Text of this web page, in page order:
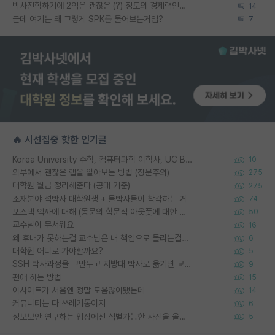
박사진학하기에 2억은 괜찮은 (?) 정도의 경제력인가요 14
근데 여기는 왜 그렇게 SPK를 물어보는거임? 7
🔥 시선집중 핫한 인기글
Korea University 수학, 컴퓨터과학 이학사, UC Berkeley 산업공학 대학원 공학박사가 되는 것은 쉽지 않겠죠? 10
외부에서 괜찮은 랩을 알아보는 방법 (장문주의) 275
대학원 월급 정리해준다 (공대 기준) 275
소재분야 석박사 대학원생 + 물박사들이 착각하는 거 74
포스텍 억까에 대해 (동문의 학문적 아웃풋에 대한 반박) 50
교수님이 무서워요 16
왜 후배가 못하는걸 교수님은 내 책임으로 돌리는걸까요? 6
대학원 어디로 가야할까요? 5
SSH 박사과정을 그만두고 지방대 박사로 옮기면 교수의 꿈은 끝일까요? 9
편애 하는 방법 15
이사이트가 처음엔 정말 도움많이됐는데 14
커뮤니티는 다 쓰레기통이지 6
정보보안 연구하는 입장에선 식별가능한 사진을 올리는건 비추이긴함 5